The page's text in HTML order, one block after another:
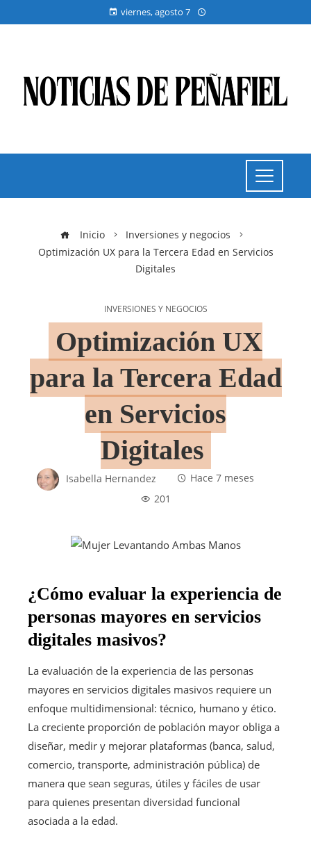
viernes, agosto 7
Inicio
Inversiones y negocios
Optimización UX para la Tercera Edad en Servicios
Digitales
INVERSIONES Y NEGOCIOS
Optimización UX
para la Tercera Edad
en Servicios
Digitales
Isabella Hernandez
Hace 7 meses
201
¿Cómo evaluar la experiencia de
personas mayores en servicios
digitales masivos?
La evaluación de la experiencia de las personas
mayores en servicios digitales masivos requiere un
enfoque multidimensional: técnico, humano y ético.
La creciente proporción de población mayor obliga a
diseñar, medir y mejorar plataformas (banca, salud,
comercio, transporte, administración pública) de
manera que sean seguras, útiles y fáciles de usar
para quienes presentan diversidad funcional
asociada a la edad.